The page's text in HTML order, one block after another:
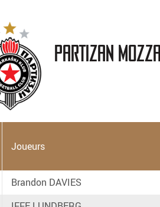
Partizan
Joueurs
Brandon DAVIES